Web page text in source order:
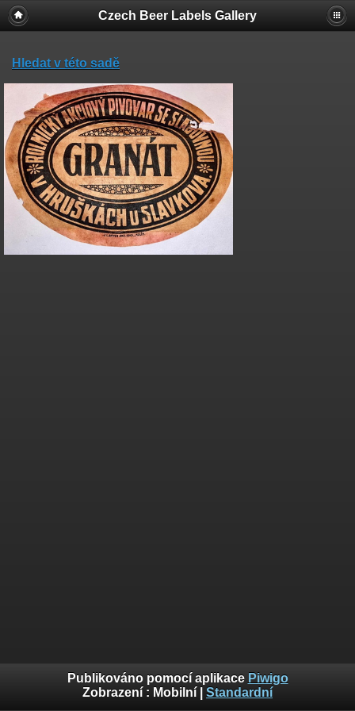
Czech Beer Labels Gallery
Hledat v této sadě
Publikováno pomocí aplikace Piwigo
Zobrazení : Mobilní Standardní